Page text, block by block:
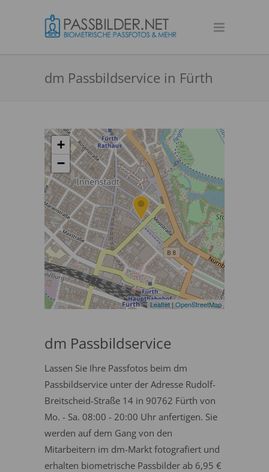
dm Passbildservice in Fürth
+
−
Leaflet | OpenStreetMap
dm Passbildservice
Lassen Sie Ihre Passfotos beim dm
Passbildservice unter der Adresse Rudolf-
Breitscheid-Straße 14 in 90762 Fürth von
Mo. - Sa. 08:00 - 20:00 Uhr anfertigen. Sie
werden auf dem Gang von den
Mitarbeitern im dm-Markt fotografiert und
erhalten biometrische Passbilder ab 6,95 €